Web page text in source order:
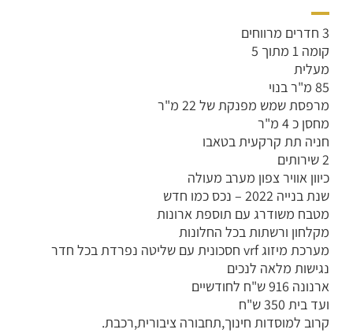
קומה 1 מתוך 5
מעלית
85 מ"ר בנוי
מרפסת שמש מפנקת של 22 מ"ר
מחסן כ 4 מ"ר
חניה תת קרקעית בטאבו
כיוון אוויר צפון מערב מעולה
שנת בנייה 2022 – נכס כמו חדש
מטבח משודרג עם תוספת ארונות
מקלחון ורשתות בכל החלונות
מערכת מיזוג vrf חסכונית עם שליטה נפרדת בכל חדר
נגישות מלאה לנכים
ארנונה 916 ש"ח לחודשיים
ועד בית 350 ש"ח
קרוב למוסדות חינוך,תחבורה ציבורית,רכבת.